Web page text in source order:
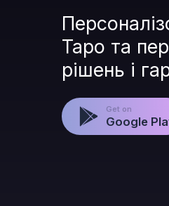
Таро та
рішень і
Get on
Google